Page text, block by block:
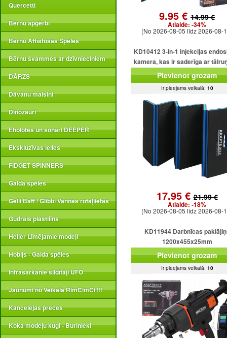
Quercetti
Bērnu apģērbi
Bērnu Attīstošās Spēles
Bērnu švammes ar dzīvnieciņiem
DĀRZS
Dāvanu maisiņi
Dinozauri
Eholotes un sonāri DEEPER
Ekskluzīvas lelles
FIDGET SPINNERS
Galda spēles
Gelli Baff / Glibbi Vannas rotaļlietas
Gudrais plastilīns
Heller Līmējamie modeļi
Hobijs - Galda spēles
Infrasarkanie sildītāji UFO
Jaunumi no Veikala RimCimCi !!!
Kancelejas preces
Koka modeļu kuģi - Burinieki
9.95 € 14.99 €
Atlaide: -34%
(No 2026-08-05 līdz 2026-08-
KD10412 3-in-1 injekcijas
kamera, kas ir saderīga ar
USB, Android, iOS, Windows
Pievienot grozam
Ir pieejams veikalā: 10
17.95 €21.99 €
Atlaide: -18%
(No 2026-08-05 līdz 2026-08-
KD11944 Darbnīcas
1200x455x25mm
Pievienot grozam
Ir pieejams veikalā: 10